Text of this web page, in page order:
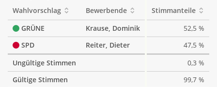
Wahlvorschlag Bewerbende
Stimmanteile
GRÜNE
Krause, Dominik
52,5 %
SPD
Reiter, Dieter
47,5 %
Ungültige Stimmen
0,3 %
Gültige Stimmen
99,7 %